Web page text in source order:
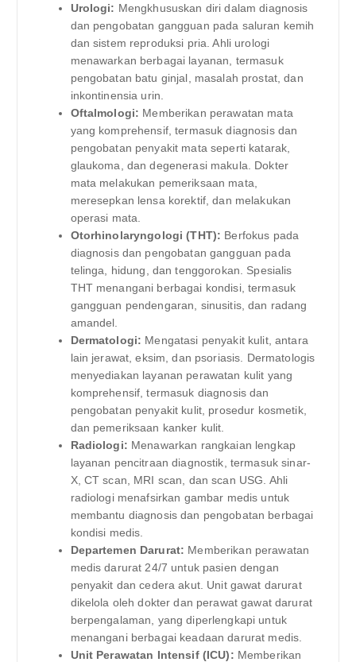
Urologi: Mengkhususkan diri dalam diagnosis
dan pengobatan gangguan pada saluran kemih
dan sistem reproduksi pria. Ahli urologi
menawarkan berbagai layanan, termasuk
pengobatan batu ginjal, masalah prostat, dan
inkontinensia urin.
Oftalmologi: Memberikan perawatan mata
yang komprehensif, termasuk diagnosis dan
pengobatan penyakit mata seperti katarak,
glaukoma, dan degenerasi makula. Dokter
mata melakukan pemeriksaan mata,
meresepkan lensa korektif, dan melakukan
operasi mata.
Otorhinolaryngologi (THT): Berfokus pada
diagnosis dan pengobatan gangguan pada
telinga, hidung, dan tenggorokan. Spesialis
THT menangani berbagai kondisi, termasuk
gangguan pendengaran, sinusitis, dan radang
amandel.
Dermatologi: Mengatasi penyakit kulit, antara
lain jerawat, eksim, dan psoriasis. Dermatologis
menyediakan layanan perawatan kulit yang
komprehensif, termasuk diagnosis dan
pengobatan penyakit kulit, prosedur kosmetik,
dan pemeriksaan kanker kulit.
Radiologi: Menawarkan rangkaian lengkap
layanan pencitraan diagnostik, termasuk sinar-
X, CT scan, MRI scan, dan scan USG. Ahli
radiologi menafsirkan gambar medis untuk
membantu diagnosis dan pengobatan berbagai
kondisi medis.
Departemen Darurat: Memberikan perawatan
medis darurat 24/7 untuk pasien dengan
penyakit dan cedera akut. Unit gawat darurat
dikelola oleh dokter dan perawat gawat darurat
berpengalaman, yang diperlengkapi untuk
menangani berbagai keadaan darurat medis.
Unit Perawatan Intensif (ICU): Memberikan